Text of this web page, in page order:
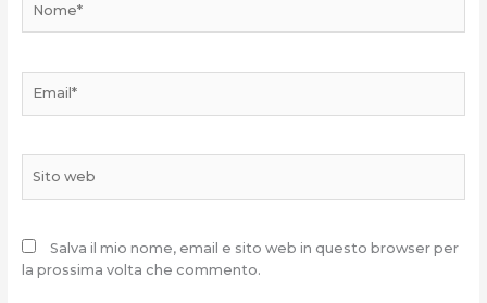
web
Salva il mio nome, email e sito web in questo browser per
la prossima volta che commento.